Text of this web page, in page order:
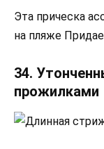
Эта прическа
на пляже
34.
прожилками